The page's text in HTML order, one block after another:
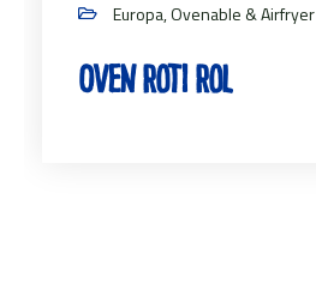
Europa, Ovenable & Airfryer
Oven Roti Rol